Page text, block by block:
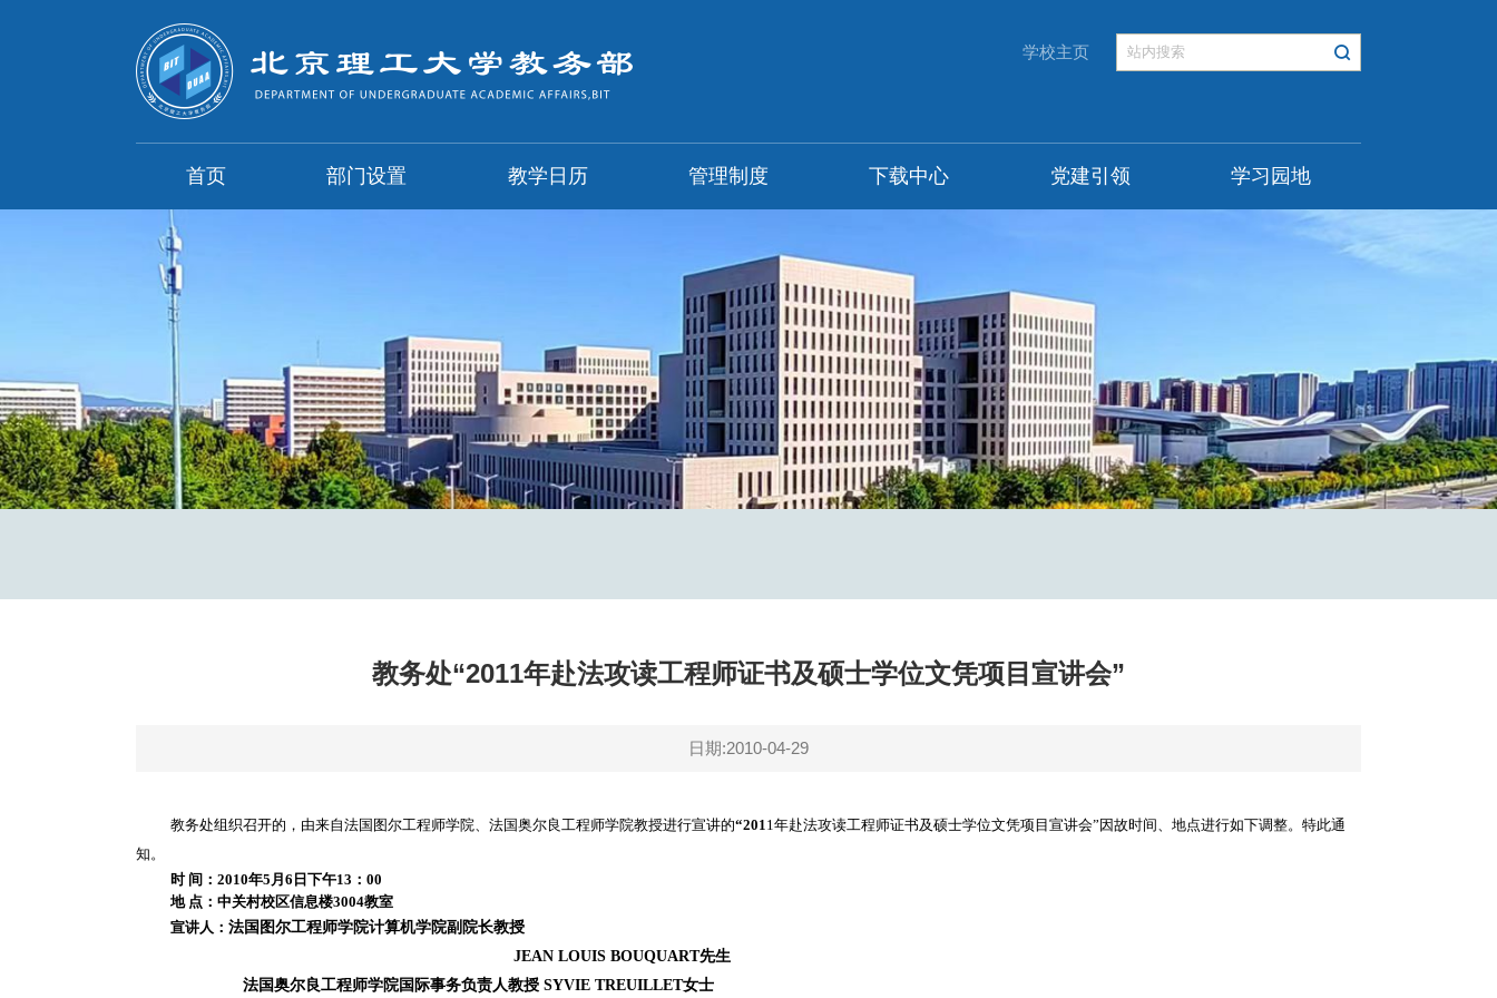
学校主页
首页 部门设置 教学日历 管理制度 下载中心 党建引领 学习园地
教务处“2011年赴法攻读工程师证书及硕士学位文凭项目宣讲会”
日期:2010-04-29
教务处组织召开的，由来自法国图尔工程师学院、法国奥尔良工程师学院教授进行宣讲的“201 1年赴法攻读工程师证书及硕士学位文凭项目宣讲会”因故时间、地点进行如下调整。特此通
知。
时 间：2010年5 月6 日下午13 ：00
地 点：中关村校区信息楼3004教室
宣讲人： 法国图尔工程师学院计算机学院副院长教授
JEAN LOUIS BOUQUART先生
法国奥尔良工程师学院国际事务负责人教授 SYVIE TREUILLET女士